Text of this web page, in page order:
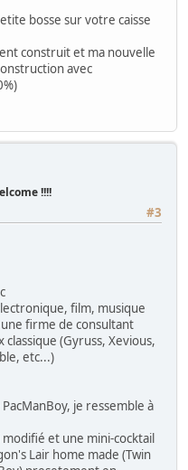
bosse sur votre caisse
construit et ma nouvelle
avec
!!!!
#3
film, musique
firme de consultant
(Gyruss, Xevious,
etc...)
je ressemble à
modifié et une mini-cocktail
Lair home made (Twin